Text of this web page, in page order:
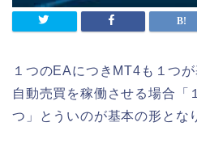
１つのEAにつきMT4も１つ
自動売買を稼働させる場合「
つ」とういのが基本の形とな